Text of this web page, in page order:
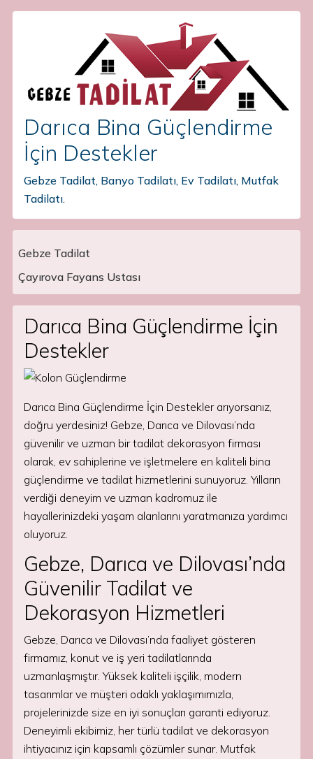
Darıca Bina Güçlendirme
İçin Destekler
Gebze Tadilat, Banyo Tadilatı, Ev Tadilatı, Mutfak
Tadilatı.
Main Navigation
Gebze Tadilat
Çayırova Fayans Ustası
Darıca Bina Güçlendirme İçin
Destekler
Darıca Bina Güçlendirme İçin Destekler arıyorsanız,
doğru yerdesiniz! Gebze, Darıca ve Dilovası’nda
güvenilir ve uzman bir tadilat dekorasyon firması
olarak, ev sahiplerine ve işletmelere en kaliteli bina
güçlendirme ve tadilat hizmetlerini sunuyoruz. Yılların
verdiği deneyim ve uzman kadromuz ile
hayallerinizdeki yaşam alanlarını yaratmanıza yardımcı
oluyoruz.
Gebze, Darıca ve Dilovası’nda
Güvenilir Tadilat ve
Dekorasyon Hizmetleri
Gebze, Darıca ve Dilovası’nda faaliyet gösteren
firmamız, konut ve iş yeri tadilatlarında
uzmanlaşmıştır. Yüksek kaliteli işçilik, modern
tasarımlar ve müşteri odaklı yaklaşımımızla,
projelerinizde size en iyi sonuçları garanti ediyoruz.
Deneyimli ekibimiz, her türlü tadilat ve dekorasyon
ihtiyacınız için kapsamlı çözümler sunar. Mutfak